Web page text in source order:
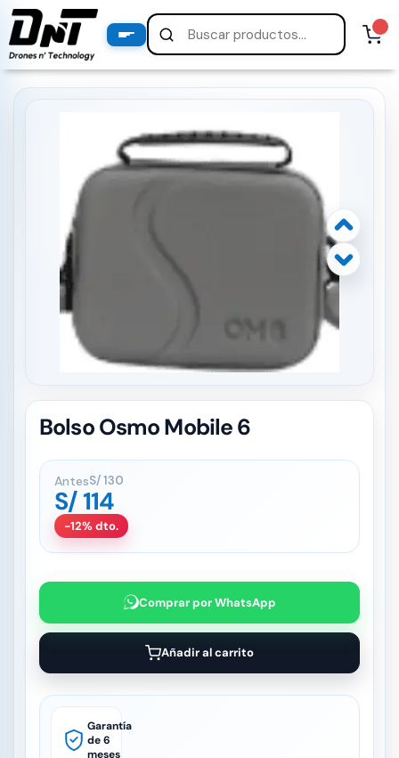
Bolso Osmo Mobile 6
AntesS/130
S/114
-12% dto.
Comprar por WhatsApp
Añadir al carrito
Garantía
de 6
meses
PRODUCTOS
productos destacados